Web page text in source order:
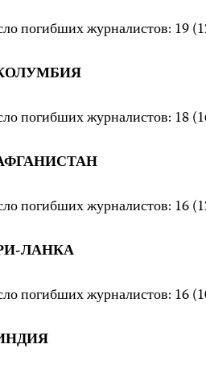
погибших журналистов: 19
погибших журналистов: 18
погибших журналистов: 16
ЛАНКА
погибших журналистов: 16